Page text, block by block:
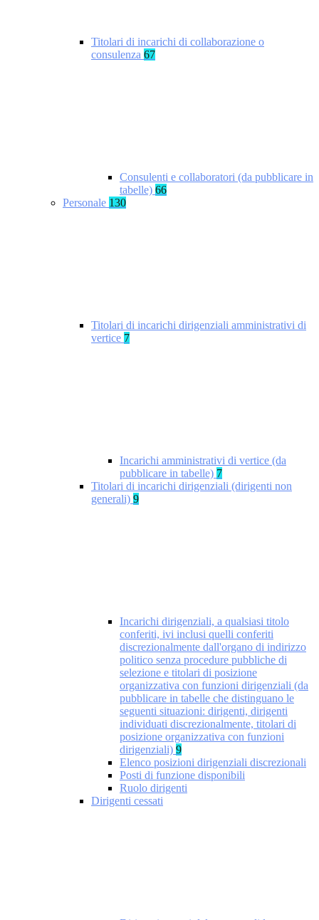
Titolari di incarichi di collaborazione o
consulenza 67
Consulenti e collaboratori (da pubblicare in
tabelle) 66
Personale 130
Titolari di incarichi dirigenziali amministrativi di
vertice 7
Incarichi amministrativi di vertice (da
pubblicare in tabelle) 7
Titolari di incarichi dirigenziali (dirigenti non
generali) 9
Incarichi dirigenziali, a qualsiasi titolo
conferiti, ivi inclusi quelli conferiti
discrezionalmente dall'organo di indirizzo
politico senza procedure pubbliche di
selezione e titolari di posizione
organizzativa con funzioni dirigenziali (da
pubblicare in tabelle che distinguano le
seguenti situazioni: dirigenti, dirigenti
individuati discrezionalmente, titolari di
posizione organizzativa con funzioni
dirigenziali) 9
Elenco posizioni dirigenziali discrezionali
Posti di funzione disponibili
Ruolo dirigenti
Dirigenti cessati